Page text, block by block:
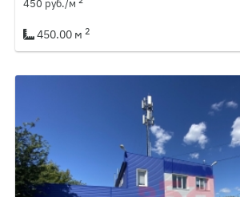
450 руб./м
450.00 м 2